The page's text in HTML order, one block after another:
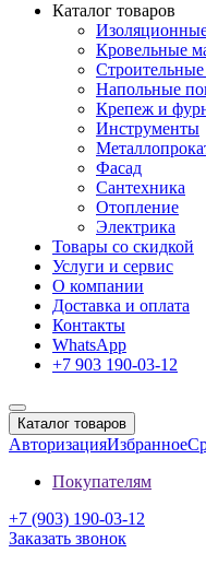
Каталог товаров
Кровельные
Строительные
Напольные
Крепеж и
Инструменты
Фасад
Сантехника
Отопление
Электрика
Товары со скидкой
Услуги и сервис
О компании
Доставка и оплата
Контакты
WhatsApp
+7 903 190-03-12
Каталог товаров
АвторизацияИзбранное
Покупателям
+7 (903) 190-03-12
Заказать звонок